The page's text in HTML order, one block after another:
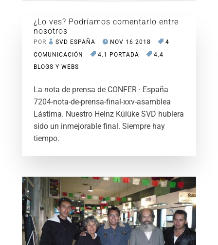
¿Lo ves? Podríamos comentarlo entre
nosotros
POR SVD ESPAÑA NOV 16 2018
4
COMUNICACIÓN
4.1 PORTADA
4.4
BLOGS Y WEBS
La nota de prensa de CONFER · España
7204-nota-de-prensa-final-xxv-asamblea
Lástima. Nuestro Heinz Kúlüke SVD hubiera
sido un inmejorable final. Siempre hay
tiempo.